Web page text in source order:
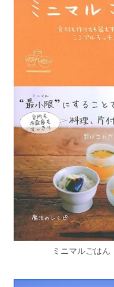
ミニマルごはん